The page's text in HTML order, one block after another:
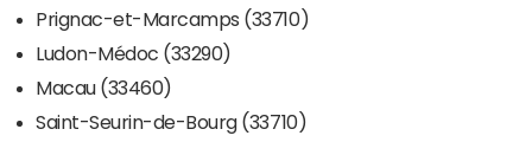
Prignac-et-Marcamps (33710)
Ludon-Médoc (33290)
Macau (33460)
Saint-Seurin-de-Bourg (33710)